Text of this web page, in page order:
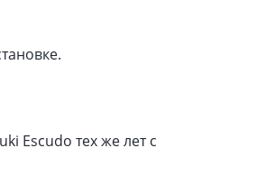
Escudo тех же лет с